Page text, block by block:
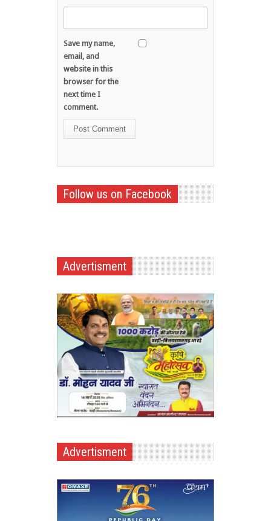
Save my name,
email, and
website in this
browser for the
next time I
comment.
Follow us on Facebook
Advertisment
Advertisment